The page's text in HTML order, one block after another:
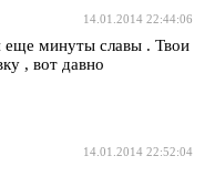
14.01.2014 22:44:06
минуты славы . Твои
, вот давно
14.01.2014 22:52:04